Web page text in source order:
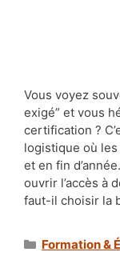
Vous voyez
exigé” et vous
certification ?
logistique où
et en fin
ouvrir l’accès à
faut-il choisir la
Catégories
Formation &